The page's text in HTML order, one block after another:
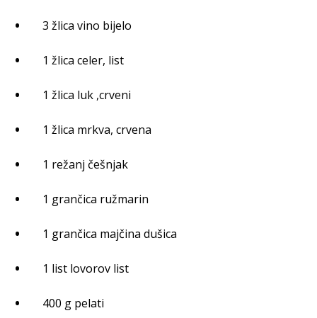
3 žlica vino bijelo
1 žlica celer, list
1 žlica luk ,crveni
1 žlica mrkva, crvena
1 režanj češnjak
1 grančica ružmarin
1 grančica majčina dušica
1 list lovorov list
400 g pelati